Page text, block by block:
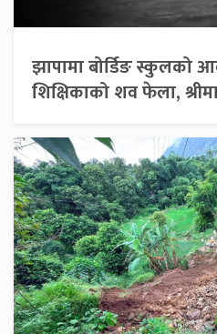
झापामा बोर्डिङ स्कुलको
शिक्षिकाको शव फेला,